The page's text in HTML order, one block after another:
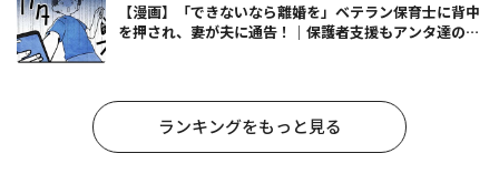
【漫画】「できないなら離婚を」ベテラン保育士に背中
を押され、妻が夫に通告！｜保護者支援もアンタ達の仕
ランキングをもっと見る